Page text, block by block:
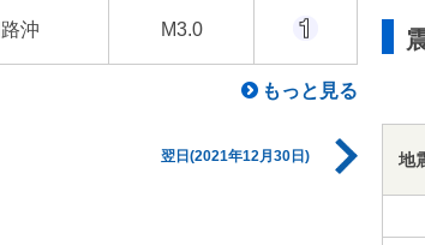
沖 M3.0
もっと見る
翌日(2021年12月30日) 地